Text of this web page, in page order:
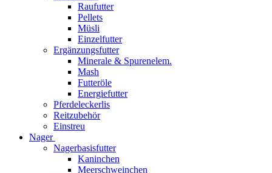
Raufutter
Pellets
Müsli
Einzelfutter
Ergänzungsfutter
Minerale & Spurenelem.
Mash
Futteröle
Energiefutter
Pferdeleckerlis
Reitzubehör
Einstreu
Nager
Nagerbasisfutter
Kaninchen
Meerschweinchen